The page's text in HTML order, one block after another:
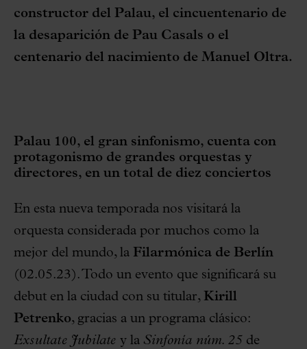
constructor del Palau, el cincuentenario de
la desaparición de Pau Casals o el
centenario del nacimiento de Manuel Oltra.
Palau 100, el gran sinfonismo, cuenta con
protagonismo de grandes orquestas y
directores, en un total de diez conciertos
En esta nueva temporada nos visitará la
orquesta considerada por muchos como la
mejor del mundo, la Filarmónica de Berlín
(02.05.23). Todo un evento que significará su
debut en la ciudad con su titular, Kirill
Petrenko, gracias a un programa clásico:
Exsultate Jubilate y la Sinfonía núm. 25 de